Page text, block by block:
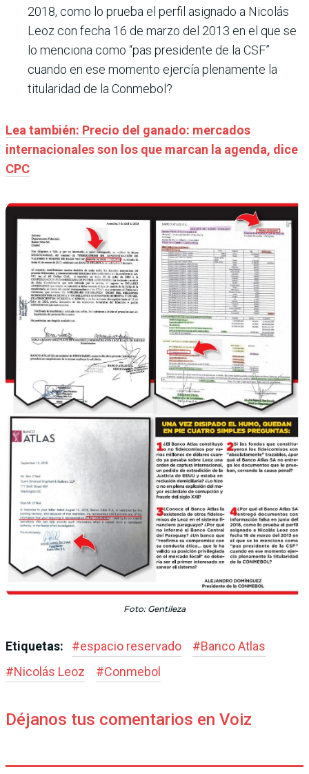
2018, como lo prueba el perfil asignado a Nicolás
Leoz con fecha 16 de marzo del 2013 en el que se
lo menciona como “pas presidente de la CSF”
cuando en ese momento ejercía plenamente la
titularidad de la Conmebol?
Lea también: Precio del ganado: mercados
internacionales son los que marcan la agenda, dice
CPC
Foto: Gentileza
Etiquetas: #espacio reservado #Banco Atlas
#Nicolás Leoz #Conmebol
Déjanos tus comentarios en Voiz